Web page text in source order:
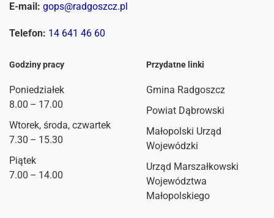
E-mail: gops@radgoszcz.pl
Telefon: 14 641 46 60
Godziny pracy
Poniedziałek
8.00 – 17.00
Wtorek, środa, czwartek
7.30 – 15.30
Piątek
7.00 – 14.00
Przydatne linki
Gmina Radgoszcz
Powiat Dąbrowski
Małopolski Urząd
Wojewódzki
Urząd Marszałkowski
Województwa
Małopolskiego